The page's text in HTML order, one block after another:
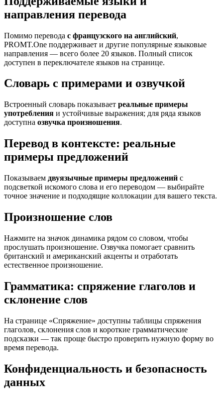
направления перевода
Помимо перевода с французского на английский,
PROMT.One поддерживает и другие популярные языковые
направления — всего более 20 языков. Полный список
доступен в переключателе языков на странице.
Словарь с примерами и озвучкой
Встроенный словарь показывает реальные примеры
употребления и устойчивые выражения; для ряда языков
доступна озвучка произношения.
Перевод в контексте: реальные
примеры предложений
Показываем двуязычные примеры предложений с
подсветкой искомого слова и его переводом — выбирайте
точное значение и подходящие коллокации для вашего текста.
Произношение слов
Нажмите на значок динамика рядом со словом, чтобы
прослушать произношение. Озвучка помогает сравнить
британский и американский акценты и отработать
естественное произношение.
Грамматика: спряжение глаголов и
склонение слов
На странице «Спряжение» доступны таблицы спряжения
глаголов, склонения слов и короткие грамматические
подсказки — так проще быстро проверить нужную форму во
время перевода.
Конфиденциальность и безопасность
данных